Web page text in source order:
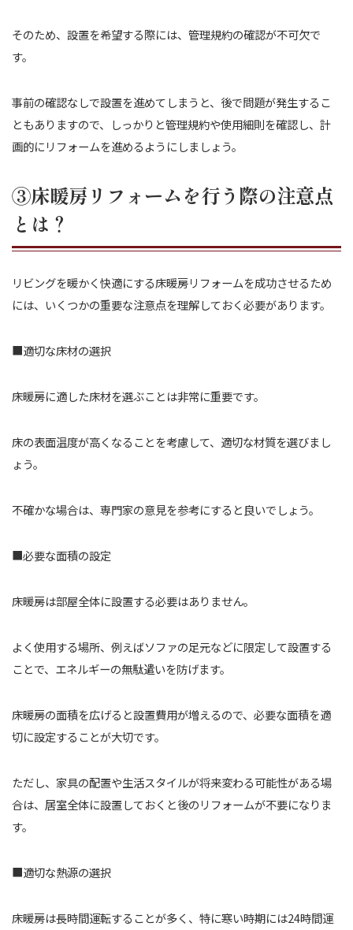
そのため、設置を希望する際には、管理規約の確認が不可欠で
す。
事前の確認なしで設置を進めてしまうと、後で問題が発生するこ
ともありますので、しっかりと管理規約や使用細則を確認し、計
画的にリフォームを進めるようにしましょう。
③床暖房リフォームを行う際の注意点
とは？
リビングを暖かく快適にする床暖房リフォームを成功させるため
には、いくつかの重要な注意点を理解しておく必要があります。
■適切な床材の選択
床暖房に適した床材を選ぶことは非常に重要です。
床の表面温度が高くなることを考慮して、適切な材質を選びまし
ょう。
不確かな場合は、専門家の意見を参考にすると良いでしょう。
■必要な面積の設定
床暖房は部屋全体に設置する必要はありません。
よく使用する場所、例えばソファの足元などに限定して設置する
ことで、エネルギーの無駄遣いを防げます。
床暖房の面積を広げると設置費用が増えるので、必要な面積を適
切に設定することが大切です。
ただし、家具の配置や生活スタイルが将来変わる可能性がある場
合は、居室全体に設置しておくと後のリフォームが不要になりま
す。
■適切な熱源の選択
床暖房は長時間運転することが多く、特に寒い時期には24時間運